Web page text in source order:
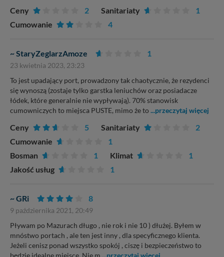
Ceny 2 Sanitariaty
1
Cumowanie
4
~ StaryZeglarzAmoze 1
23 kwietnia 2023, 23:23
To jest upadający port, prowadzony tak chaotycznie, że rezydenci
się wynoszą (zostaje tylko garstka leniuchów oraz posiadacze
łódek, które generalnie nie wypływają). 70% stanowisk
cumowniczych to miejsca PUSTE, mimo że to ...przeczytaj więcej
Ceny 5 Sanitariaty
2
Cumowanie
1
Bosman
1 Klimat
1
Jakość usług
1
~ GRi 8
9 października 2021, 20:49
Pływam po Mazurach długo , nie rok i nie 10 ) dłużej. Byłem w
mnóstwo portach , ale ten jest inny , dla specyficznego klienta.
Jeżeli cenisz ponad wszystko spokój , ciszę i bezpieczeństwo to